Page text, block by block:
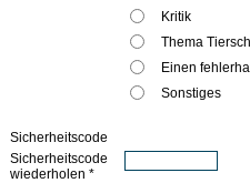
Kritik
Thema
Einen
Sonstiges
Sicherheitscode
Sicherheitscode
wiederholen *